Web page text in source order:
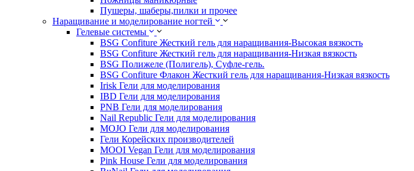
Пушеры, шаберы,пилки и прочее
Наращивание и моделирование ногтей
Гелевые системы
BSG Confiture Жесткий гель для наращивания-Высокая вязкость
BSG Confiture Жесткий гель для наращивания-Низкая вязкость
BSG Полижеле (Полигель), Суфле-гель.
BSG Confiture Флакон Жесткий гель для наращивания-Низкая вязкость
Irisk Гели для моделирования
IBD Гели для моделирования
PNB Гели для моделирования
Nail Republic Гели для моделирования
MOJO Гели для моделирования
Гели Корейских производителей
MOOI Vegan Гели для моделирования
Pink House Гели для моделирования